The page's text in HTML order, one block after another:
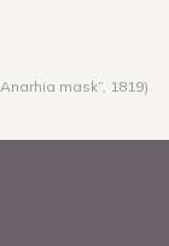
mask”, 1819)